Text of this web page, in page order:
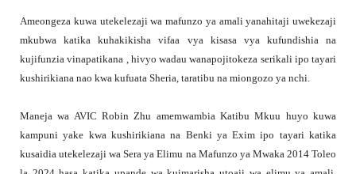
Ameongeza kuwa utekelezaji wa mafunzo ya amali yanahitaji uwekezaji
mkubwa katika kuhakikisha vifaa vya kisasa vya kufundishia na
kujifunzia vinapatikana , hivyo wadau wanapojitokeza serikali ipo tayari
kushirikiana nao kwa kufuata Sheria, taratibu na miongozo ya nchi.
Maneja wa AVIC Robin Zhu amemwambia Katibu Mkuu huyo kuwa
kampuni yake kwa kushirikiana na Benki ya Exim ipo tayari katika
kusaidia utekelezaji wa Sera ya Elimu na Mafunzo ya Mwaka 2014 Toleo